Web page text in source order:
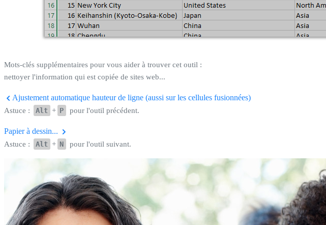
Mots-clés supplémentaires pour vous aider à trouver cet outil :
nettoyer l'information qui est copiée de sites web...
Ajustement automatique hauteur de ligne (aussi sur les cellules fusionnées)
Astuce : Alt + P pour l'outil précédent.
Papier à dessin...
Astuce : Alt + N pour l'outil suivant.